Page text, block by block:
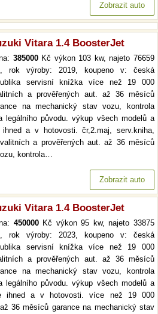
Zobrazit auto
Vitara 1.4 BoosterJet
385000Kč výkon 103 kw, najeto 76659
rok výroby: 2019, koupeno v: česká
servisní knížka více než 19 000
a prověřených aut. až 36 měsíců
na mechanický stav vozu, kontrola
legálního původu. výkup všech modelů a
a v hotovosti. čr,2.maj, serv.kniha,
a prověřených aut. až 36 měsíců
kontrola…
Zobrazit auto
Vitara 1.4 BoosterJet
450000Kč výkon 95 kw, najeto 33875
rok výroby: 2023, koupeno v: česká
servisní knížka více než 19 000
a prověřených aut. až 36 měsíců
na mechanický stav vozu, kontrola
legálního původu. výkup všech modelů a
ihned a v hotovosti. více než 19 000
36 měsíců garance na mechanický stav